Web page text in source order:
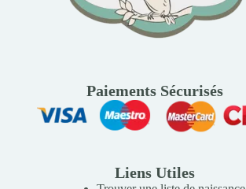
Paiements Sécurisés
Liens Utiles